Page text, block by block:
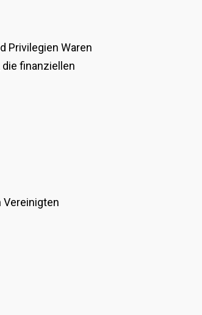
Privilegien Waren
finanziellen
Vereinigten